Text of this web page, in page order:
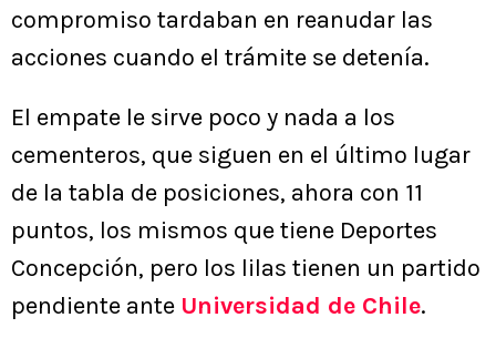
compromiso tardaban en reanudar las
acciones cuando el trámite se detenía.
El empate le sirve poco y nada a los
cementeros, que siguen en el último lugar
de la tabla de posiciones, ahora con 11
puntos, los mismos que tiene Deportes
Concepción, pero los lilas tienen un partido
pendiente ante Universidad de Chile.